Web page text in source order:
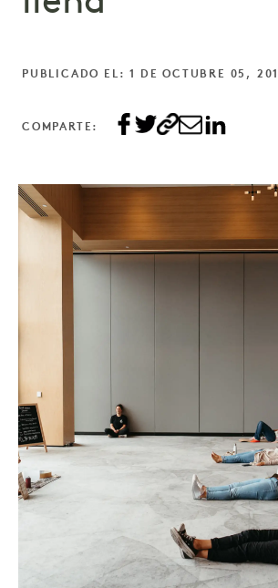
PUBLICADO EL: 1 DE OCTUBRE 05,
COMPARTE: